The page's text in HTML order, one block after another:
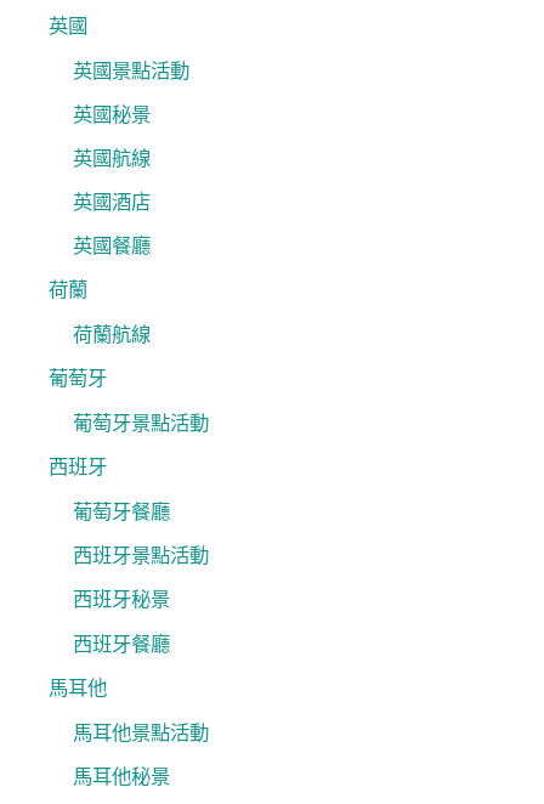
英國
英國景點活動
英國秘景
英國航線
英國酒店
英國餐廳
荷蘭
荷蘭航線
葡萄牙
葡萄牙景點活動
西班牙
葡萄牙餐廳
西班牙景點活動
西班牙秘景
西班牙餐廳
馬耳他
馬耳他景點活動
馬耳他秘景